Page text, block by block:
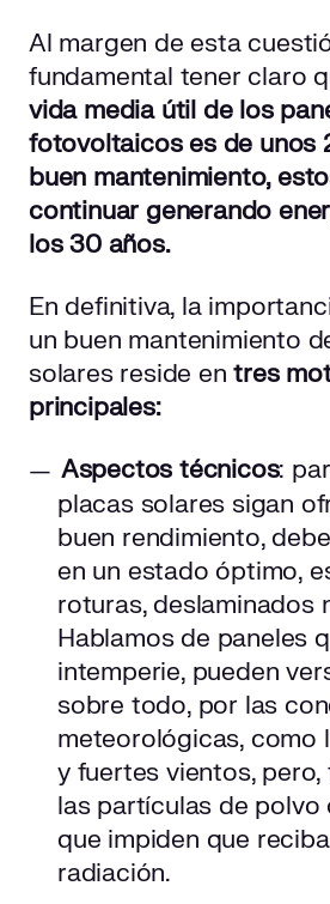
Al margen de esta
fundamental tener claro
vida media útil de los
fotovoltaicos es de unos
buen mantenimiento,
continuar generando
los 30 años.
En definitiva, la
un buen mantenimiento
solares reside entres
principales:
Aspectos técnicos:
placas solares sigan
buen rendimiento,
en un estado óptimo,
roturas, deslaminados
Hablamos de paneles
intemperie, pueden
sobre todo, por las
meteorológicas, como
y fuertes vientos, pero,
las partículas de polvo
que impiden que
radiación.